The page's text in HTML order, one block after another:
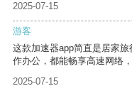
2025-07-15
游客
这款加速器app简直是居家
作办公，都能畅享高速网络
2025-07-15